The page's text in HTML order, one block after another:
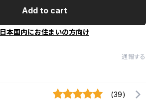
Add to cart
日本国内にお住まいの方向け
通報する
(39)